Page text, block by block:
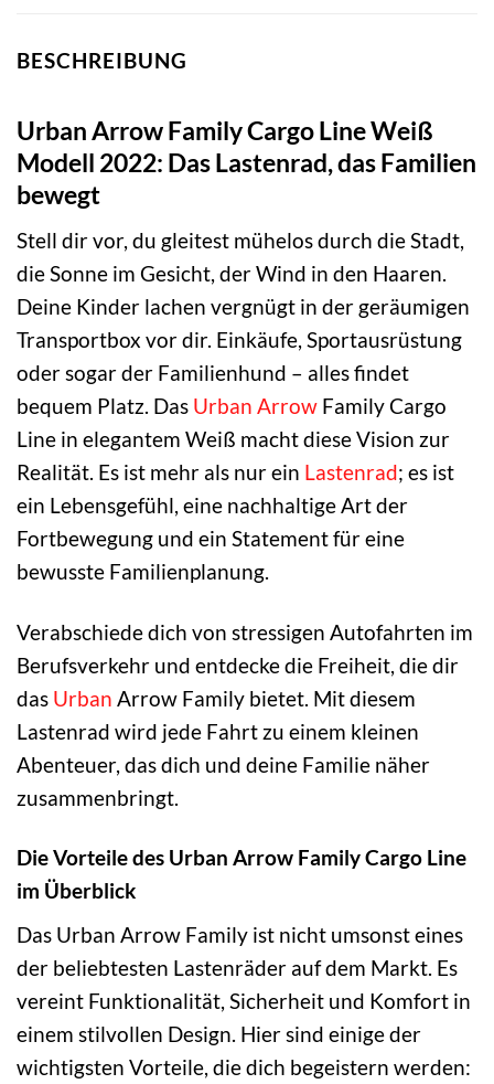
BESCHREIBUNG
Urban Arrow Family Cargo Line Weiß
Modell 2022: Das Lastenrad, das Familien
bewegt
Stell dir vor, du gleitest mühelos durch die Stadt,
die Sonne im Gesicht, der Wind in den Haaren.
Deine Kinder lachen vergnügt in der geräumigen
Transportbox vor dir. Einkäufe, Sportausrüstung
oder sogar der Familienhund – alles findet
bequem Platz. Das Urban Arrow Family Cargo
Line in elegantem Weiß macht diese Vision zur
Realität. Es ist mehr als nur ein Lastenrad; es ist
ein Lebensgefühl, eine nachhaltige Art der
Fortbewegung und ein Statement für eine
bewusste Familienplanung.
Verabschiede dich von stressigen Autofahrten im
Berufsverkehr und entdecke die Freiheit, die dir
das Urban Arrow Family bietet. Mit diesem
Lastenrad wird jede Fahrt zu einem kleinen
Abenteuer, das dich und deine Familie näher
zusammenbringt.
Die Vorteile des Urban Arrow Family Cargo Line
im Überblick
Das Urban Arrow Family ist nicht umsonst eines
der beliebtesten Lastenräder auf dem Markt. Es
vereint Funktionalität, Sicherheit und Komfort in
einem stilvollen Design. Hier sind einige der
wichtigsten Vorteile, die dich begeistern werden: